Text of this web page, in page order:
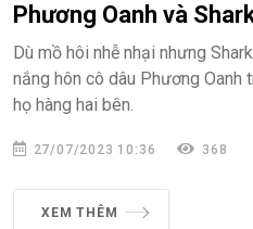
Phương Oanh và
Dù mồ hôi nhễ nhại nhưng
nắng hôn cô dâu Phương
họ hàng hai bên.
27/07/2023 10:36 368
XEM THÊM